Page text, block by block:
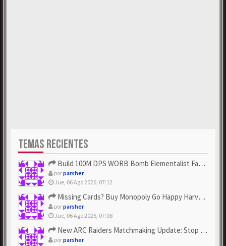
TEMAS RECIENTES
Build 100M DPS WORB Bomb Elementalist Fast - Grab POE Curren...
porparsher
Jue, 06 Ago 2026, 07:12
Missing Cards? Buy Monopoly Go Happy Harvest with Looney Tun...
porparsher
Jue, 06 Ago 2026, 07:08
New ARC Raiders Matchmaking Update: Stop Failed - Grab Bluep...
porparsher